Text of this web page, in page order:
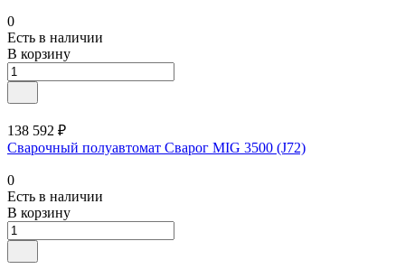
0
Есть в наличии
В корзину
138 592 ₽
Сварочный полуавтомат Сварог MIG 3500 (J72)
0
Есть в наличии
В корзину